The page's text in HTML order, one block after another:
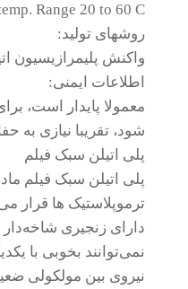
Range 20 to 60 C
روشهای تولید:
واکنش پلیمرازیسیون
اطلاعات ایمنی:
معمولا پایدار است،
شود، تقریبا نیازی به
پلی اتیلن سبک فیلم
پلی اتیلن سبک فیلم
ترموپلاستیک ها قرار
نمی‌توانند بخوبی با
نیروی بین مولکولی